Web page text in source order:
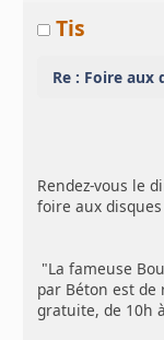
Tis
Re : Foire aux
Rendez-vous le
foire aux
"La fameuse
par Béton est
gratuite, de 10h